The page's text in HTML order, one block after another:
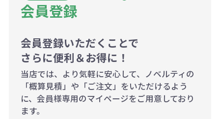
500個~999個の場合：35円（1個
1,000個以上：28円（1個当た
り）
会員登録
会員登録いただくことで
さらに便利＆お得に！
当店では、より気軽に安心して、ノベルティの
「概算見積」や「ご注文」をいただけるよう
に、会員様専用のマイページをご用意しており
ます。